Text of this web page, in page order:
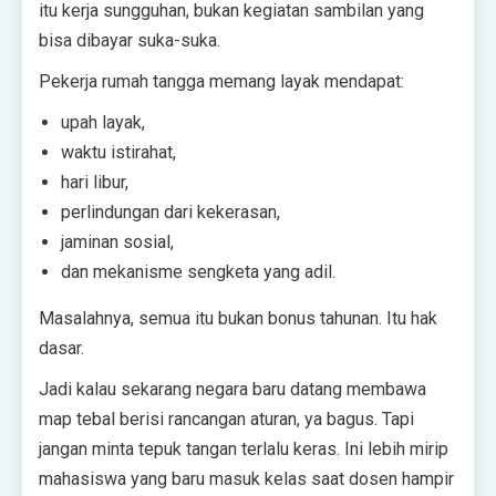
itu kerja sungguhan, bukan kegiatan sambilan yang
bisa dibayar suka-suka.
Pekerja rumah tangga memang layak mendapat:
upah layak,
waktu istirahat,
hari libur,
perlindungan dari kekerasan,
jaminan sosial,
dan mekanisme sengketa yang adil.
Masalahnya, semua itu bukan bonus tahunan. Itu hak
dasar.
Jadi kalau sekarang negara baru datang membawa
map tebal berisi rancangan aturan, ya bagus. Tapi
jangan minta tepuk tangan terlalu keras. Ini lebih mirip
mahasiswa yang baru masuk kelas saat dosen hampir